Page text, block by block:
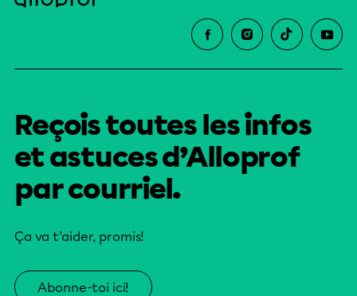
Reçois toutes les infos
et astuces d’Alloprof
par courriel.
Ça va t’aider, promis!
Abonne-toi ici!